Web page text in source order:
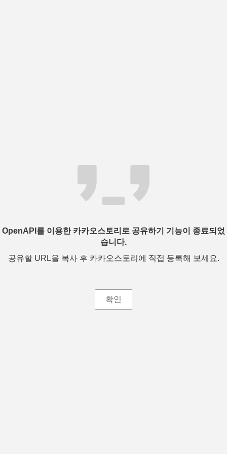
OpenAPI를 이용한 카카오스토리로 공유하기 기능이 종료되었
습니다.
공유할 URL을 복사 후 카카오스토리에 직접 등록해 보세요.
확인